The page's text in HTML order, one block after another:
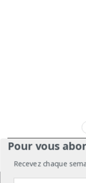
Annonceurs
Pour vous
Recevez chaque